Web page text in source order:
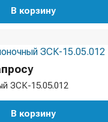
В корзину
ЗСК-15.05.012
В корзину